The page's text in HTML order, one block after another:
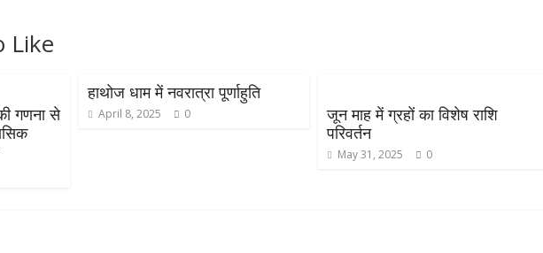
Like
गणना से
हाथोज धाम में नवरात्रा पूर्णाहुति
April 8, 2025 0
जून माह में ग्रहों का विशेष राशि
परिवर्तन
May 31, 2025 0